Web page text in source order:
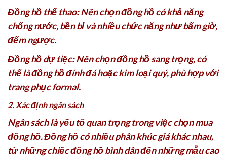
Đồng hồ thể thao: Nên chọn đồng hồ có khả năng
chống nước, bền bỉ và nhiều chức năng như bấm giờ,
đếm ngược.
Đồng hồ dự tiệc: Nên chọn đồng hồ sang trọng, có
thể là đồng hồ đính đá hoặc kim loại quý, phù hợp với
trang phục formal.
2. Xác định ngân sách
Ngân sách là yếu tố quan trọng trong việc chọn mua
đồng hồ. Đồng hồ có nhiều phân khúc giá khác nhau,
từ những chiếc đồng hồ bình dân đến những mẫu cao